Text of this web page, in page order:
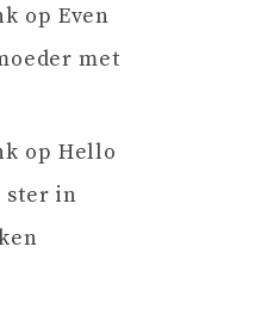
op Even
met
op Hello
ster in